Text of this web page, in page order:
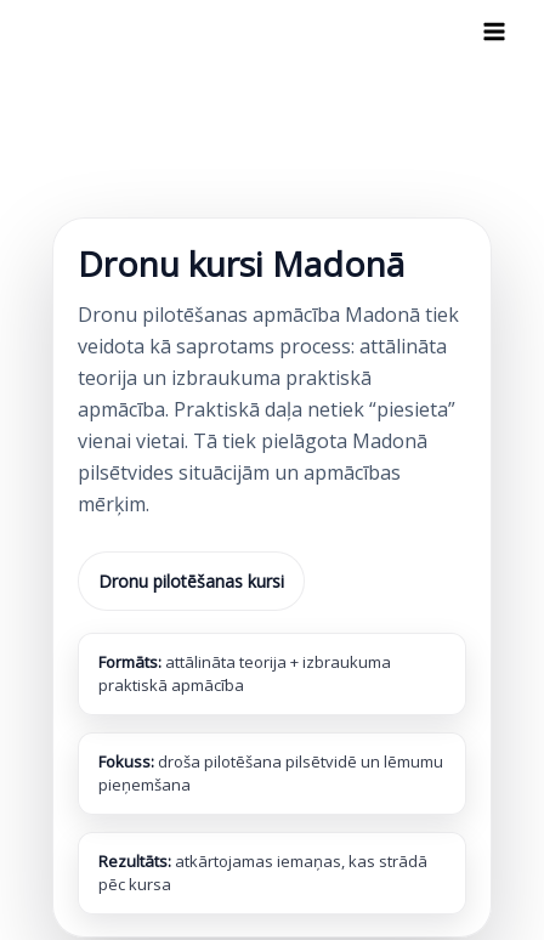
Dronu kursi Madonā
Dronu pilotēšanas apmācība Madonā tiek
veidota kā saprotams process: attālināta
teorija un izbraukuma praktiskā
apmācība. Praktiskā daļa netiek “piesieta”
vienai vietai. Tā tiek pielāgota Madonā
pilsētvides situācijām un apmācības
mērķim.
Dronu pilotēšanas kursi
Formāts:attālināta teorija + izbraukuma
praktiskā apmācība
Fokuss:droša pilotēšana pilsētvidē un lēmumu
pieņemšana
Rezultāts:atkārtojamas iemaņas, kas strādā
pēc kursa